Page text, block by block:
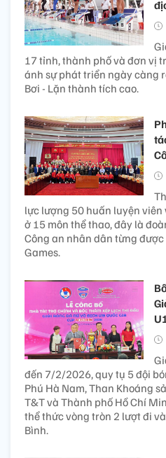
17 tỉnh, thành phố và đơn vị
ánh sự phát triển ngày càng
Bơi - Lặn thành tích cao.
lực lượng 50 huấn luyện
ở 15 môn thể thao, đây là
Công an nhân dân từng
Games.
đến 7/2/2026, quy tụ 5 đội
Phú Hà Nam, Than Khoáng
T&T và Thành phố Hồ Chí
thể thức vòng tròn 2 lượt đi
Bình.